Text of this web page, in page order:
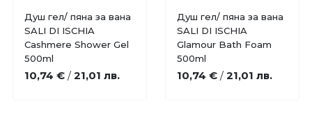
любими
Купи
Душ гел/ пяна за вана
SALI DI ISCHIA
Cashmere Shower Gel
500ml
10,74 € / 21,01 лв.
любими
Купи
Душ гел/ пяна за вана
SALI DI ISCHIA
Glamour Bath Foam
500ml
10,74 € / 21,01 лв.